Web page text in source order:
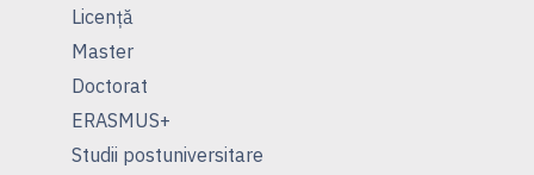
Licență
Master
Doctorat
ERASMUS+
Studii postuniversitare